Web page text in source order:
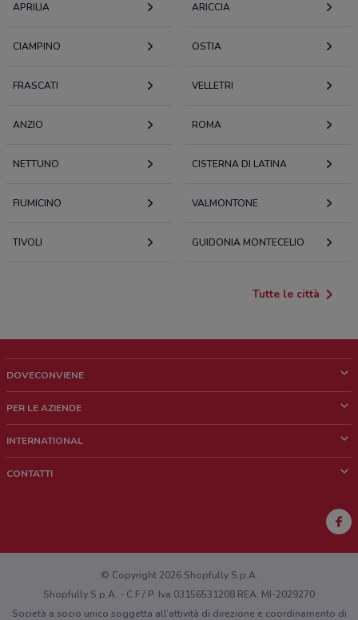
APRILIA ARICCIA
CIAMPINO OSTIA
FRASCATI VELLETRI
ANZIO ROMA
NETTUNO CISTERNA DI LATINA
FIUMICINO VALMONTONE
TIVOLI GUIDONIA MONTECELIO
Tutte le città
DOVECONVIENE
Chi siamo
Lavora con noi
PER LE AZIENDE
Richieste commerciali e marketing
INTERNATIONAL
CONTATTI
Hai un malfunzionamento sul web o sull'app?
© Copyright 2026 Shopfully S.p.A.
Shopfully S.p.A. - C.F / P. Iva 03156531208 REA: MI-2029270
Società a socio unico soggetta all’attività di direzione e coordinamento di